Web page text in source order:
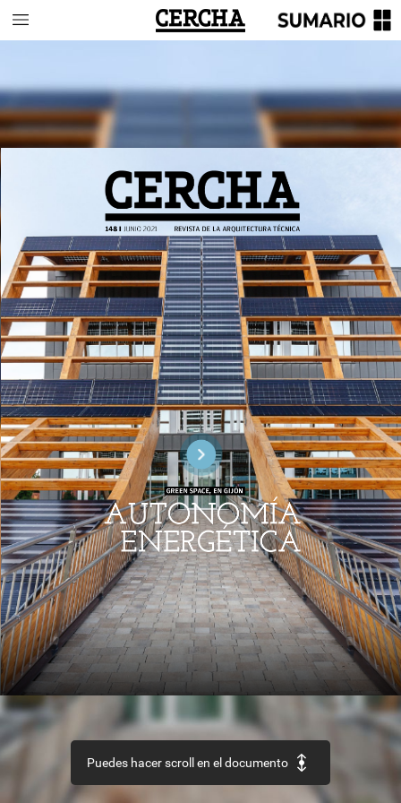
REVISTA DE LA ARQUITECTURA TÉCNICA
148 I JUNIO 2021
GREEN SPACE, EN GIJÓN I
AUTONOMÍA
ENERGÉTICA
SECTOR
Accesibilidad
universal
patrimonio
PROCESOS
MATERIALES
Aislamiento térmico por exterionr
CULTURA
Arquitectura
espejos
Puedes hacer scroll en el documento